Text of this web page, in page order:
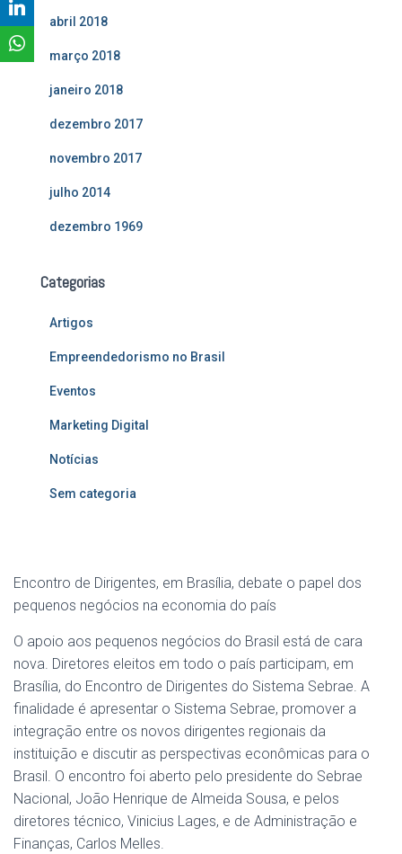
abril 2018
março 2018
janeiro 2018
dezembro 2017
novembro 2017
julho 2014
dezembro 1969
Categorias
Artigos
Empreendedorismo no Brasil
Eventos
Marketing Digital
Notícias
Sem categoria
Encontro de Dirigentes, em Brasília, debate o papel dos
pequenos negócios na economia do país
O apoio aos pequenos negócios do Brasil está de cara
nova. Diretores eleitos em todo o país participam, em
Brasília, do Encontro de Dirigentes do Sistema Sebrae. A
finalidade é apresentar o Sistema Sebrae, promover a
integração entre os novos dirigentes regionais da
instituição e discutir as perspectivas econômicas para o
Brasil. O encontro foi aberto pelo presidente do Sebrae
Nacional, João Henrique de Almeida Sousa, e pelos
diretores técnico, Vinicius Lages, e de Administração e
Finanças, Carlos Melles.